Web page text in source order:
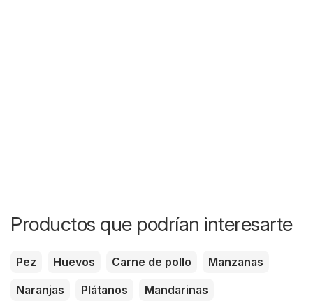
Productos que podrían interesarte
Pez Huevos Carne de pollo
Manzanas
Naranjas
Plátanos
Mandarinas